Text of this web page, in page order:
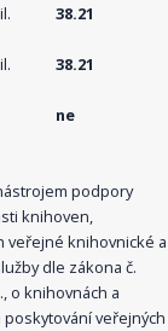
38.21
38.21
ne
podpory
knihoven,
veřejné knihovnické a
dle zákona č.
o knihovnách a
veřejných